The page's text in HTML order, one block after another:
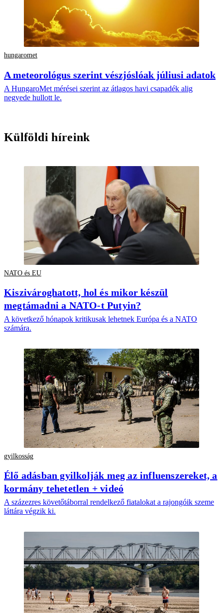
hungaromet
A meteorológus szerint vészjóslóak júliusi adatok
A HungaroMet mérései szerint az átlagos havi csapadék alig
negyede hullott le.
Külföldi híreink
NATO és EU
Kiszivároghatott, hol és mikor készül
megtámadni a NATO-t Putyin?
A következő hónapok kritikusak lehetnek Európa és a NATO
számára.
gyilkosság
Élő adásban gyilkolják meg az influenszereket, a
kormány tehetetlen + videó
A százezres követőtáborral rendelkező fiatalokat a rajongóik szeme
láttára végzik ki.